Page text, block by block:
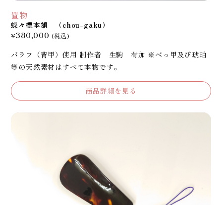
置物
蝶々標本額 （chou-gaku）
¥380,000 (税込)
バラフ（背甲）使用 制作者 生駒 有加 ※べっ甲及び琥珀
等の天然素材はすべて本物です。
商品詳細を見る